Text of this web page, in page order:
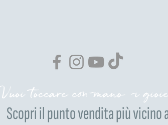
Vuoi toccare con mano i
Scopri il punto vendita più vicino